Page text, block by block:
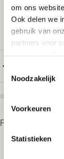
om ons
Ook delen we
gebruik van
partners voor
andere
verstrekt of
op basis van
services.
Noodzakelijk
Voorkeuren
Statistieken
Recente